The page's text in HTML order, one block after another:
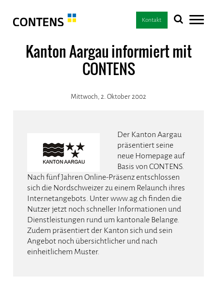
Kontakt
Kanton Aargau informiert mit
CONTENS
Mittwoch, 2. Oktober 2002
Der Kanton Aargau
präsentiert seine
neue Homepage auf
Basis von CONTENS.
Nach fünf Jahren Online-Präsenz entschlossen
sich die Nordschweizer zu einem Relaunch ihres
Internetangebots. Unter www.ag.ch finden die
Nutzer jetzt noch schneller Informationen und
Dienstleistungen rund um kantonale Belange.
Zudem präsentiert der Kanton sich und sein
Angebot noch übersichtlicher und nach
einheitlichem Muster.